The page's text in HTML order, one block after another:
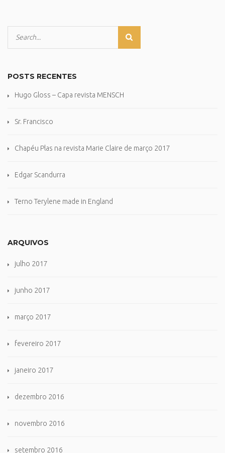
POSTS RECENTES
Hugo Gloss – Capa revista MENSCH
Sr. Francisco
Chapéu Plas na revista Marie Claire de março 2017
Edgar Scandurra
Terno Terylene made in England
ARQUIVOS
julho 2017
junho 2017
março 2017
fevereiro 2017
janeiro 2017
dezembro 2016
novembro 2016
setembro 2016